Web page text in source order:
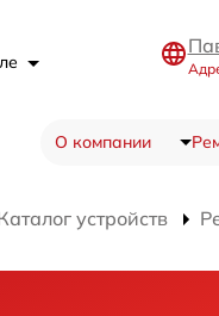
О компании
устройств